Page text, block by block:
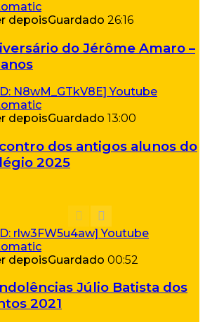
depoisGuardado 26:16
do Jérôme Amaro –
depoisGuardado 13:00
dos antigos alunos do
2025
depoisGuardado 00:52
Júlio Batista dos
2021